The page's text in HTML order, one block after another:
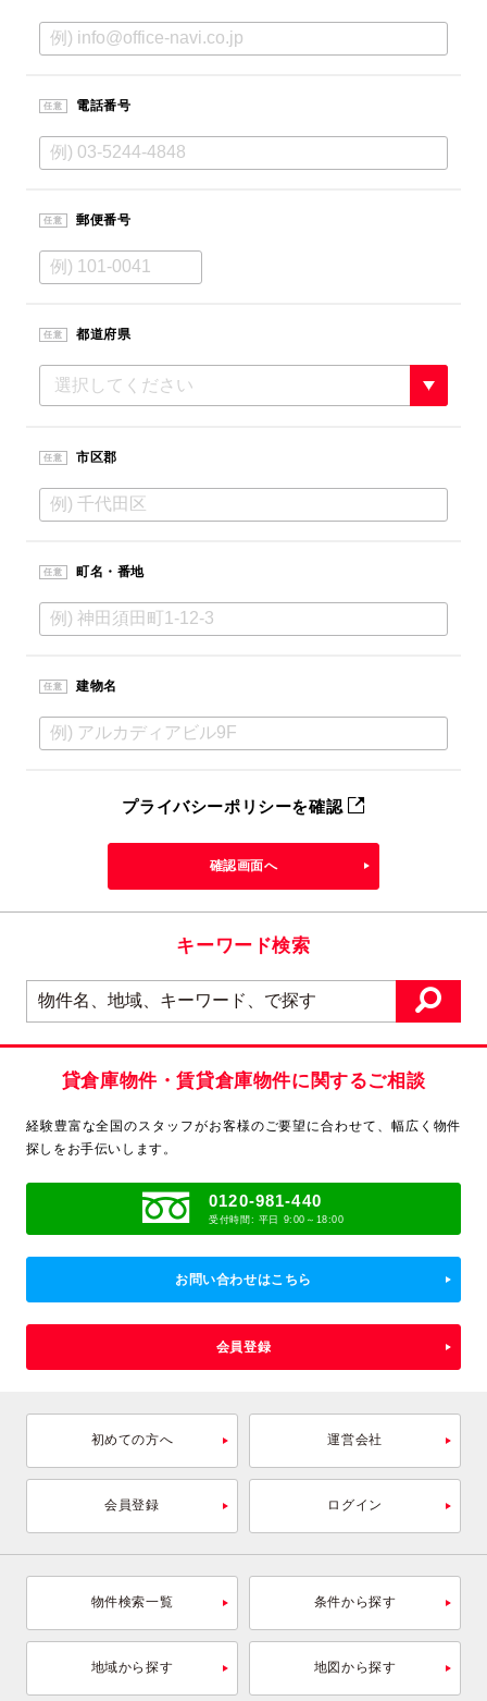
任意 電話番号
任意 郵便番号
任意 都道府県
任意 市区郡
任意 町名・番地
任意 建物名
プライバシーポリシーを確認
確認画面へ
キーワード検索
貸倉庫物件・賃貸倉庫物件に関するご相談
経験豊富な全国のスタッフがお客様のご要望に合わせて、 幅広く物件
探しをお手伝いします。
0120-981-440
受付時間: 平日 9:00～18:00
お問い合わせはこちら
会員登録
初めての方へ 運営会社
会員登録 ログイン
物件検索一覧 条件から探す
地域から探す 地図から探す